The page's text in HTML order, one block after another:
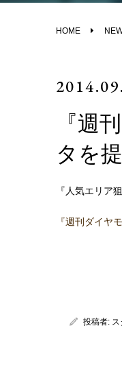
HOME
『週
タを
『人気エリア
『週刊ダイヤ
投稿者: ス